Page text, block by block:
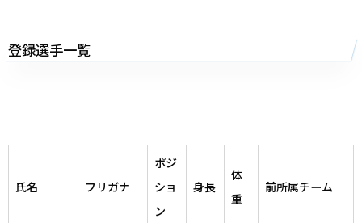
登録選手一覧
氏名 フリガナ
ポジ
ショ
ン
身長
体
重
前所属チーム